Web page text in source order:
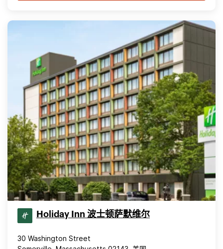
Holiday Inn 波士顿萨默维尔
30 Washington Street